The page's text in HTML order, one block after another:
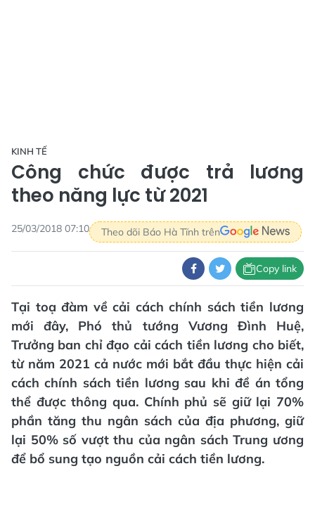
KINH TẾ
Công chức được trả lương
theo năng lực từ 2021
25/03/2018 07:10 Theo dõi Báo Hà Tĩnh trên
Copy link
Tại toạ đàm về cải cách chính sách tiền lương
mới đây, Phó thủ tướng Vương Đình Huệ,
Trưởng ban chỉ đạo cải cách tiền lương cho biết,
từ năm 2021 cả nước mới bắt đầu thực hiện cải
cách chính sách tiền lương sau khi đề án tổng
thể được thông qua. Chính phủ sẽ giữ lại 70%
phần tăng thu ngân sách của địa phương, giữ
lại 50% số vượt thu của ngân sách Trung ương
để bổ sung tạo nguồn cải cách tiền lương.